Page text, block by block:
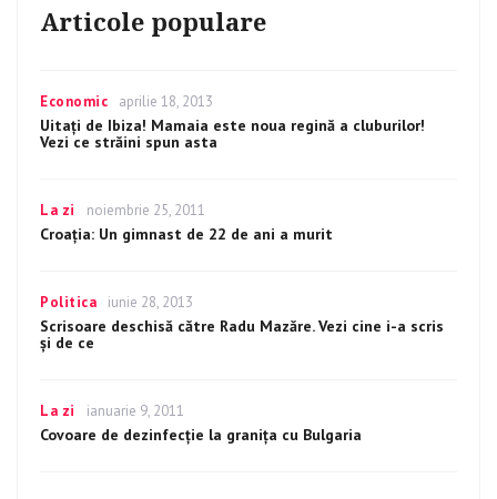
Articole populare
Categories
Economic
Posted
on
aprilie 18, 2013
Uitați de Ibiza! Mamaia este noua regină a cluburilor!
Vezi ce străini spun asta
Categories
La zi
Posted
on
noiembrie 25, 2011
Croaţia: Un gimnast de 22 de ani a murit
Categories
Politica
Posted
on
iunie 28, 2013
Scrisoare deschisă către Radu Mazăre. Vezi cine i-a scris
și de ce
Categories
La zi
Posted
on
ianuarie 9, 2011
Covoare de dezinfecţie la graniţa cu Bulgaria